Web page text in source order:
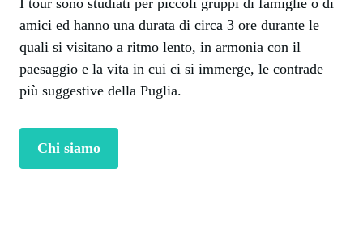
amici ed hanno una durata di circa 3 ore durante le
quali si visitano a ritmo lento, in armonia con il
paesaggio e la vita in cui ci si immerge, le contrade
più suggestive della Puglia.
Chi siamo